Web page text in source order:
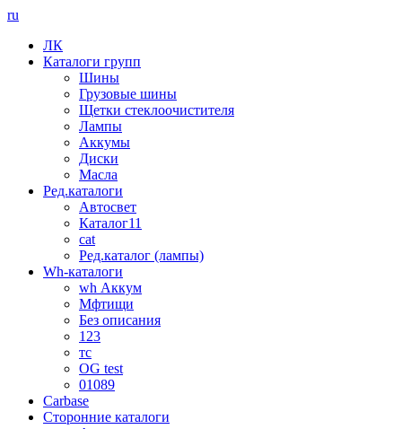
ru
ЛК
Каталоги групп
Шины
Грузовые шины
Щетки стеклоочистителя
Лампы
Аккумы
Диски
Масла
Ред.каталоги
Автосвет
Каталог11
cat
Ред.каталог (лампы)
Wh-каталоги
wh Аккум
Мфтищи
Без описания
123
тс
OG test
01089
Carbase
Сторонние каталоги